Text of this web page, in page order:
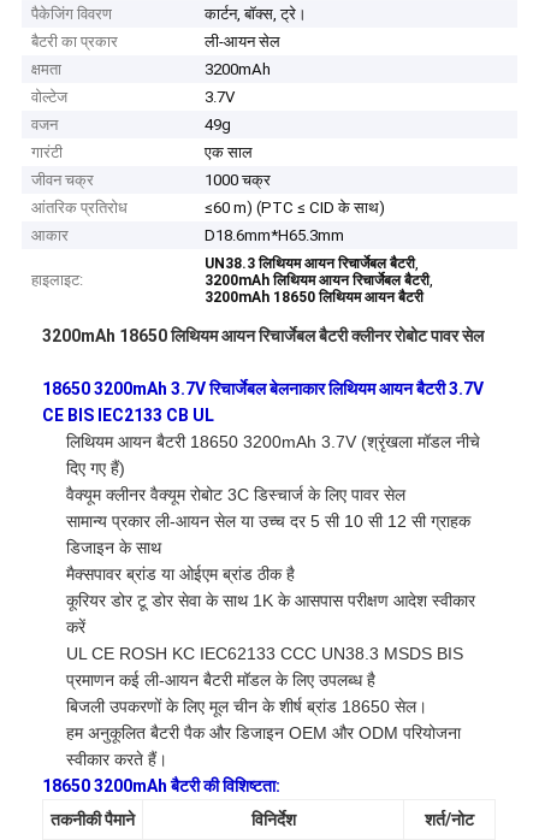
पैकेजिंग विवरण
कार्टन, बॉक्स, ट्रे।
बैटरी का प्रकार
ली-आयन सेल
क्षमता
3200mAh
वोल्टेज
3.7V
वजन
49g
गारंटी
एक साल
जीवन चक्र
1000 चक्र
आंतरिक प्रतिरोध
≤60 m) (PTC ≤ CID के साथ)
आकार
D18.6mm*H65.3mm
हाइलाइट:
UN38.3 लिथियम आयन रिचार्जेबल बैटरी,
3200mAh लिथियम आयन रिचार्जेबल बैटरी,
3200mAh 18650 लिथियम आयन बैटरी
3200mAh 18650 लिथियम आयन रिचार्जेबल बैटरी क्लीनर रोबोट पावर सेल
18650 3200mAh 3.7V रिचार्जेबल बेलनाकार लिथियम आयन बैटरी 3.7V
CE BIS IEC2133 CB UL
लिथियम आयन बैटरी 18650 3200mAh 3.7V (श्रृंखला मॉडल नीचे
दिए गए हैं)
वैक्यूम क्लीनर वैक्यूम रोबोट 3C डिस्चार्ज के लिए पावर सेल
सामान्य प्रकार ली-आयन सेल या उच्च दर 5 सी 10 सी 12 सी ग्राहक
डिजाइन के साथ
मैक्सपावर ब्रांड या ओईएम ब्रांड ठीक है
कूरियर डोर टू डोर सेवा के साथ 1K के आसपास परीक्षण आदेश स्वीकार
करें
UL CE ROSH KC IEC62133 CCC UN38.3 MSDS BIS
प्रमाणन कई ली-आयन बैटरी मॉडल के लिए उपलब्ध है
बिजली उपकरणों के लिए मूल चीन के शीर्ष ब्रांड 18650 सेल।
हम अनुकूलित बैटरी पैक और डिजाइन OEM और ODM परियोजना
स्वीकार करते हैं।
18650 3200mAh बैटरी की विशिष्टता:
तकनीकी पैमाने
विनिर्देश शर्त/नोट